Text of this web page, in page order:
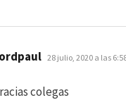
dice:
28 julio, 2020 a las
colegas